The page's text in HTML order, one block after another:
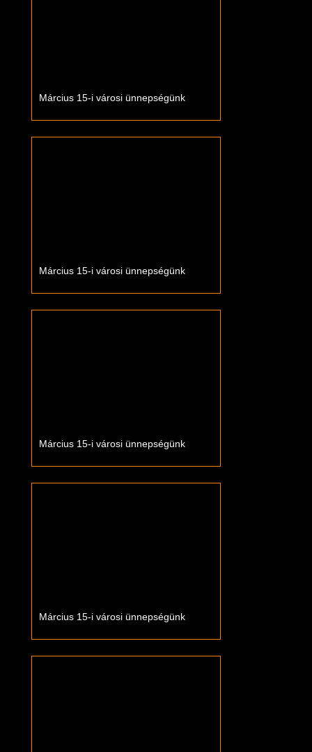
Március 15-i városi ünnepségünk
Március 15-i városi ünnepségünk
Március 15-i városi ünnepségünk
Március 15-i városi ünnepségünk